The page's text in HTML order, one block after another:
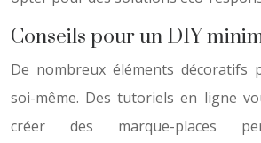
Conseils pour un DIY
De nombreux éléments décoratifs
soi-même. Des tutoriels en ligne
créer des marque-places